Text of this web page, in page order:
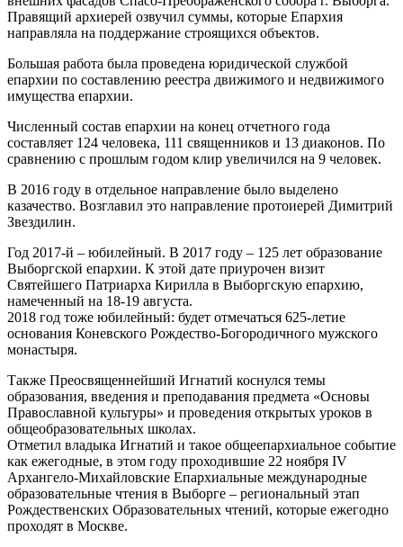
Правящий архиерей озвучил суммы, которые Епархия
направляла на поддержание строящихся объектов.
Большая работа была проведена юридической службой
епархии по составлению реестра движимого и недвижимого
имущества епархии.
Численный состав епархии на конец отчетного года
составляет 124 человека, 111 священников и 13 диаконов. По
сравнению с прошлым годом клир увеличился на 9 человек.
В 2016 году в отдельное направление было выделено
казачество. Возглавил это направление протоиерей Димитрий
Звездилин.
Год 2017-й – юбилейный. В 2017 году – 125 лет образование
Выборгской епархии. К этой дате приурочен визит
Святейшего Патриарха Кирилла в Выборгскую епархию,
намеченный на 18-19 августа.
2018 год тоже юбилейный: будет отмечаться 625-летие
основания Коневского Рождество-Богородичного мужского
монастыря.
Также Преосвященнейший Игнатий коснулся темы
образования, введения и преподавания предмета «Основы
Православной культуры» и проведения открытых уроков в
общеобразовательных школах.
Отметил владыка Игнатий и такое общеепархиальное событие
как ежегодные, в этом году проходившие 22 ноября IV
Архангело-Михайловские Епархиальные международные
образовательные чтения в Выборге – региональный этап
Рождественских Образовательных чтений, которые ежегодно
проходят в Москве.